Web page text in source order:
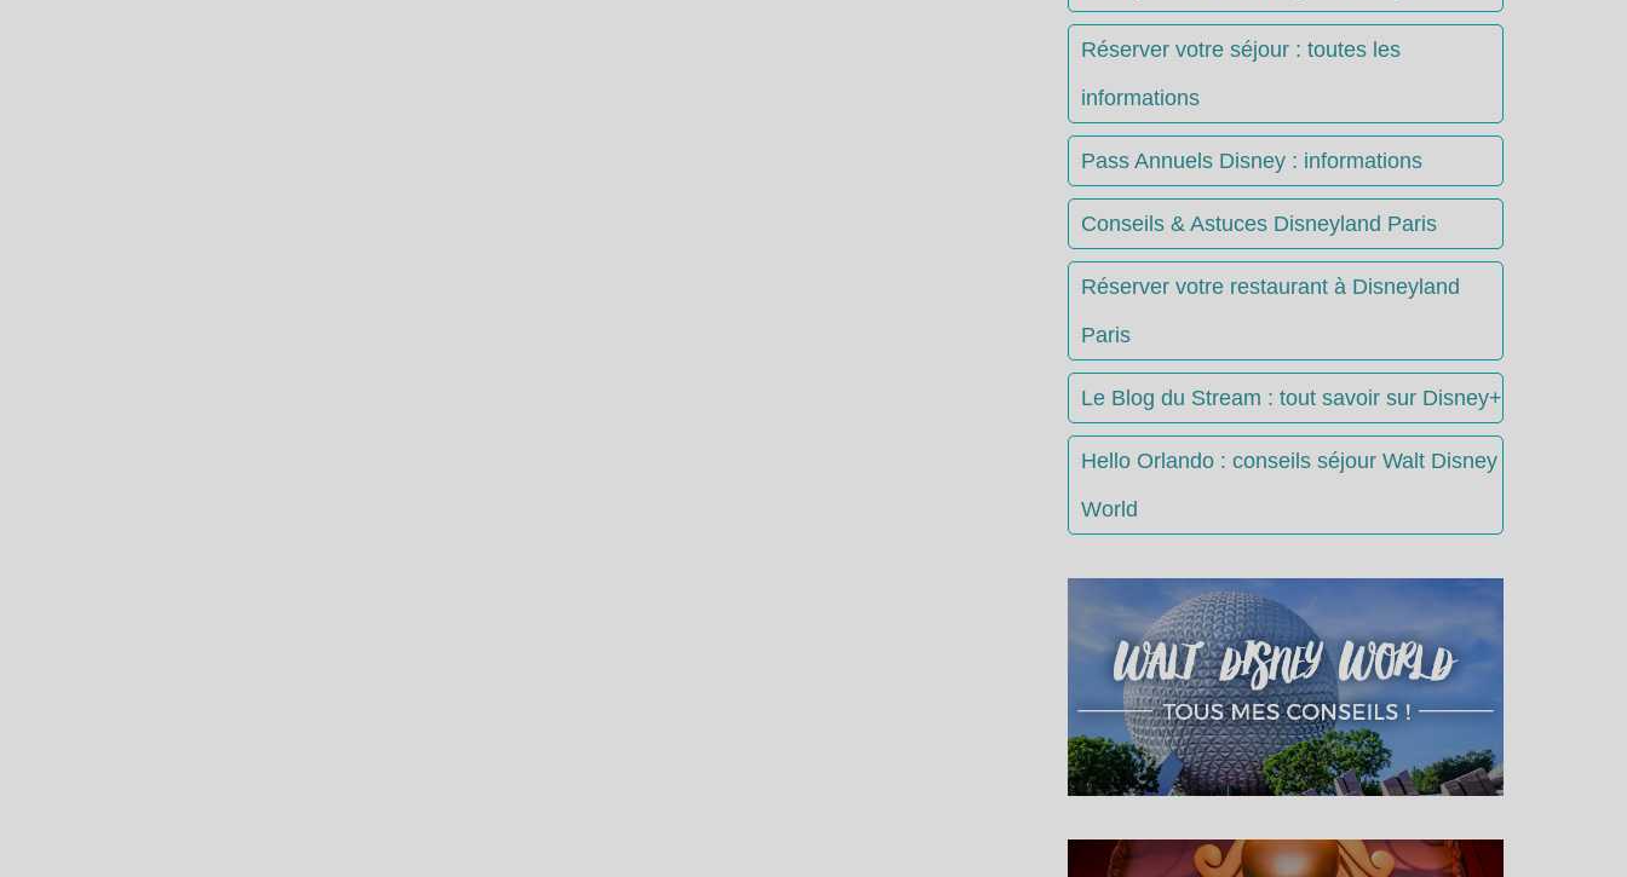
Réserver votre séjour : toutes les
informations
Pass Annuels Disney : informations
Conseils & Astuces Disneyland Paris
Réserver votre restaurant à Disneyland
Paris
Le Blog du Stream : tout savoir sur Disney+
Hello Orlando : conseils séjour Walt Disney
World